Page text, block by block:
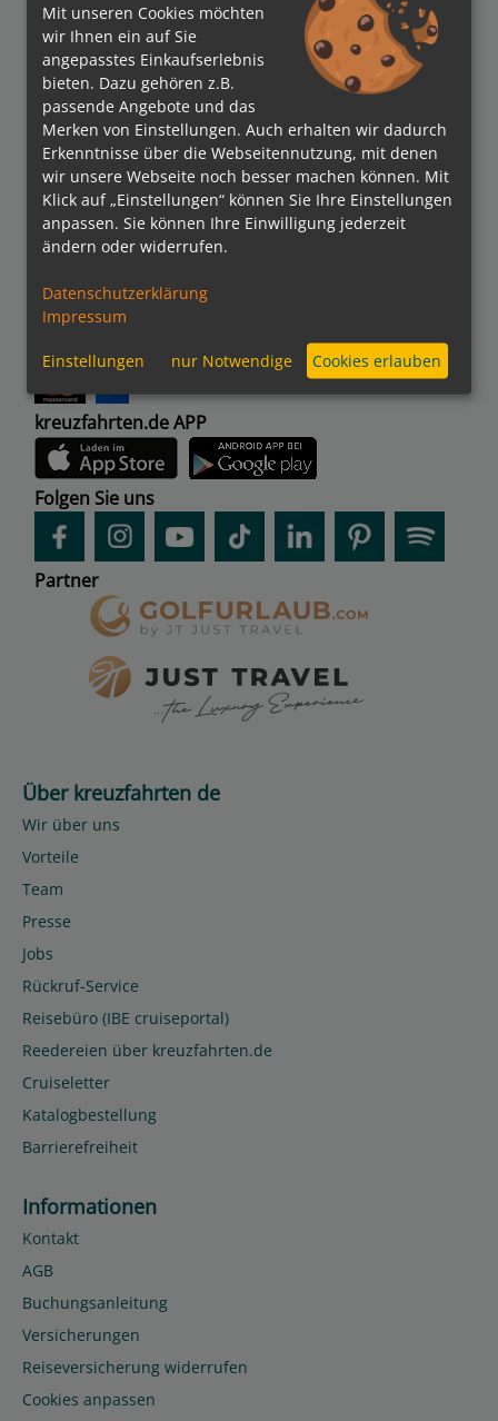
Auszeichnungen
Verbände
Bezahlmethoden
kreuzfahrten.de APP
Folgen Sie uns
Partner
Über kreuzfahrten de
Wir über uns
Vorteile
Team
Presse
Jobs
Rückruf-Service
Reisebüro (IBE cruiseportal)
Reedereien über kreuzfahrten.de
Cruiseletter
Katalogbestellung
Barrierefreiheit
Informationen
Kontakt
AGB
Buchungsanleitung
Versicherungen
Reiseversicherung widerrufen
Cookies anpassen
Mit unseren Cookies möchten
wir Ihnen ein auf Sie
angepasstes Einkaufserlebnis
bieten. Dazu gehören z.B.
passende Angebote und das
Merken von Einstellungen. Auch erhalten wir dadurch
Erkenntnisse über die Webseitennutzung, mit denen
wir unsere Webseite noch besser machen können. Mit
Klick auf „Einstellungen“ können Sie Ihre Einstellungen
anpassen. Sie können Ihre Einwilligung jederzeit
ändern oder widerrufen.
Datenschutzerklärung
Impressum
Einstellungen nur Notwendige Cookies erlauben